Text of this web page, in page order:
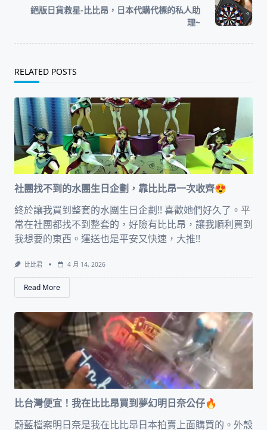
reader-
絕版日貨救星-比比昂，日本代購代標的私人助
理~
RELATED POSTS
社團找不到的水團生日企劃，靠比比昂一次收齊😍
終於讓我買到整套的水團生日企劃!! 喜歡她們好久了。平
常在社團都找不到整套的，好險有比比昂，讓我順利買到
我想要的東西。運送也是平安又快速，大推!!
比比君 4 月 14, 2026
Read More
比台灣便宜！我在比比昂買到夢幻明日奈公仔🔥
蔚藍檔案明日奈是我在比比昂日本拍賣上面購買的。外殼